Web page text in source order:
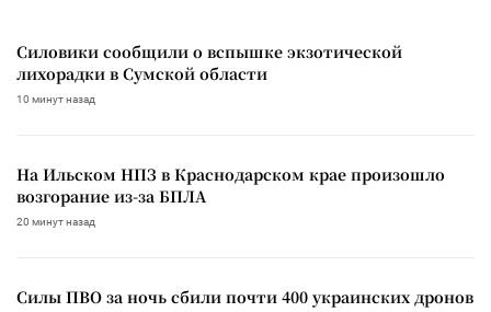
Силовики сообщили о вспышке экзотической
лихорадки в Сумской области
10 минут назад
На Ильском НПЗ в Краснодарском крае произошло
возгорание из-за БПЛА
20 минут назад
Силы ПВО за ночь сбили почти 400 украинских дронов